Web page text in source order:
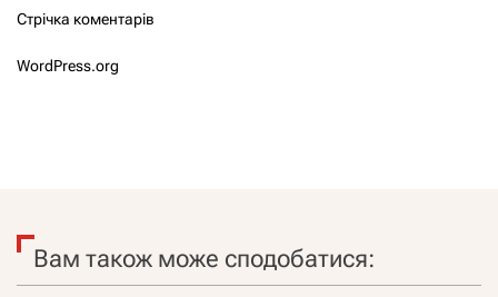
Стрічка коментарів
WordPress.org
Вам також може сподобатися: